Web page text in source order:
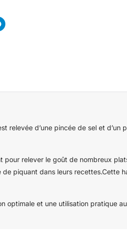
relevée d’une pincée de sel et
relever le goût de nombreux
piquant dans leurs recettes.Cette
optimale et une utilisation pratique